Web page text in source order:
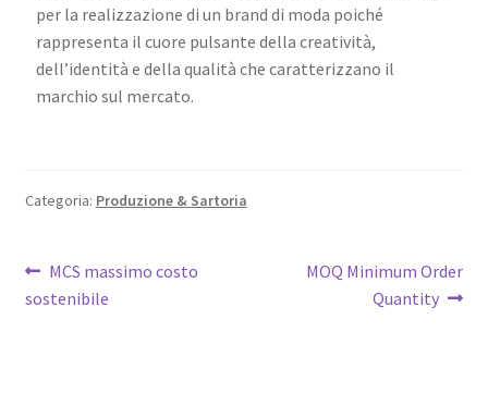
per la realizzazione di un brand di moda poiché
rappresenta il cuore pulsante della creatività,
dell’identità e della qualità che caratterizzano il
marchio sul mercato.
Categoria: Produzione & Sartoria
MCS massimo costo
sostenibile
MOQ Minimum Order
Quantity